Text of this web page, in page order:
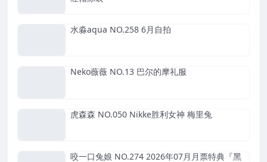
水淼aqua NO.258 6月自拍
Neko薇薇 NO.13 巴尔的摩礼服
虎森森 NO.050 Nikke胜利女神 梅里兔
咬一口兔娘 NO.274 2026年07月月票特典『黑